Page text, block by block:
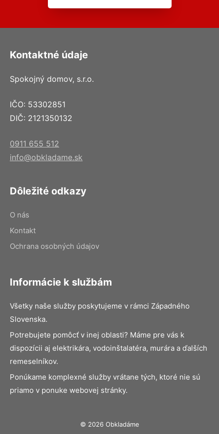
Kontaktné údaje
Spokojný domov, s.r.o.
IČO: 53302851
DIČ: 2121350132
0911 655 512
info@obkladame.sk
Dôležité odkazy
O nás
Kontakt
Ochrana osobných údajov
Informácie k službám
Všetky naše služby poskytujeme v rámci Západného
Slovenska.
Potrebujete pomôcť v inej oblasti? Máme pre vás k
dispozícii aj elektrikára, vodoinštalatéra, murára a ďalších
remeselníkov.
Ponúkame komplexné služby vrátane tých, ktoré nie sú
priamo v ponuke webovej stránky.
© 2026 Obkladáme